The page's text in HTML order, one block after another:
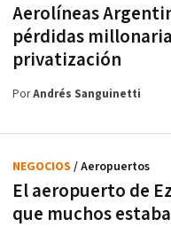
Aerolíneas
pérdidas
privatización
PorAndrés Sanguinetti
El aeropuerto de
que muchos
NEGOCIOS / Aeropuertos